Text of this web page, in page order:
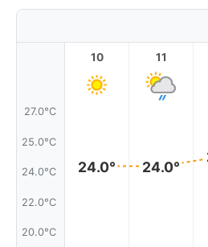
27.0°C
25.0°C
24.0°C
22.0°C
20.0°C
10
24.0°
11
24.0°